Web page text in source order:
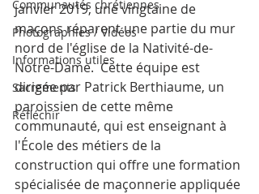
Communautés chrétiennes
Photographies / Vidéos
Informations utiles
Sacrements
Réfléchir
janvier 2019, une vingtaine de
maçons réparent une partie du mur
nord de l'église de la Nativité-de-
Notre-Dame.  Cette équipe est
dirigée par Patrick Berthiaume, un
paroissien de cette même
communauté, qui est enseignant à
l'École des métiers de la
construction qui offre une formation
spécialisée de maçonnerie appliquée